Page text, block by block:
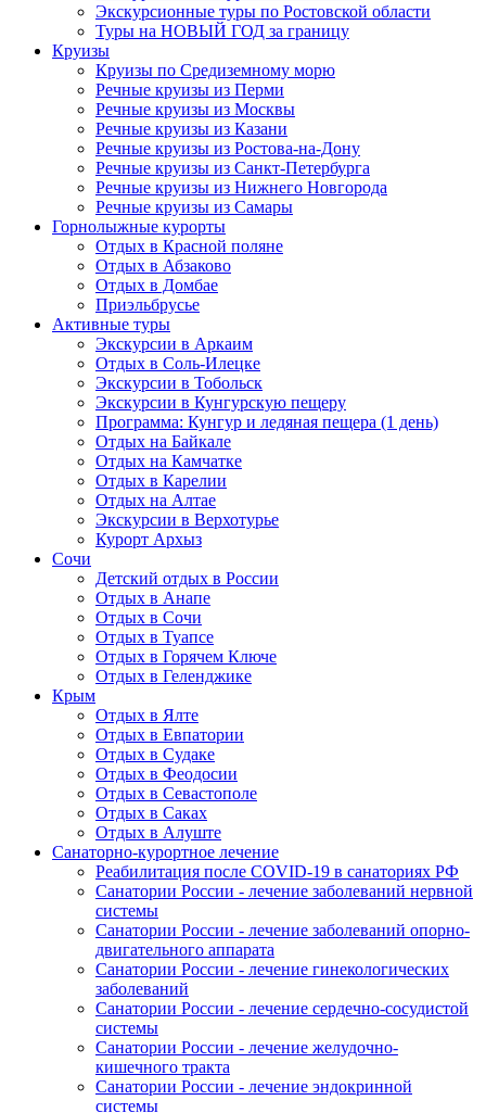
Экскурсионные туры по Ростовской области
Туры на НОВЫЙ ГОД за границу
Круизы
Круизы по Средиземному морю
Речные круизы из Перми
Речные круизы из Москвы
Речные круизы из Казани
Речные круизы из Ростова-на-Дону
Речные круизы из Санкт-Петербурга
Речные круизы из Нижнего Новгорода
Речные круизы из Самары
Горнолыжные курорты
Отдых в Красной поляне
Отдых в Абзаково
Отдых в Домбае
Приэльбрусье
Активные туры
Экскурсии в Аркаим
Отдых в Соль-Илецке
Экскурсии в Тобольск
Экскурсии в Кунгурскую пещеру
Программа: Кунгур и ледяная пещера (1 день)
Отдых на Байкале
Отдых на Камчатке
Отдых в Карелии
Отдых на Алтае
Экскурсии в Верхотурье
Курорт Архыз
Сочи
Детский отдых в России
Отдых в Анапе
Отдых в Сочи
Отдых в Туапсе
Отдых в Горячем Ключе
Отдых в Геленджике
Крым
Отдых в Ялте
Отдых в Евпатории
Отдых в Судаке
Отдых в Феодосии
Отдых в Севастополе
Отдых в Саках
Отдых в Алуште
Санаторно-курортное лечение
Реабилитация после COVID-19 в санаториях РФ
Санатории России - лечение заболеваний нервной
системы
Санатории России - лечение заболеваний опорно-
двигательного аппарата
Санатории России - лечение гинекологических
заболеваний
Санатории России - лечение сердечно-сосудистой
системы
Санатории России - лечение желудочно-
кишечного тракта
Санатории России - лечение эндокринной
системы